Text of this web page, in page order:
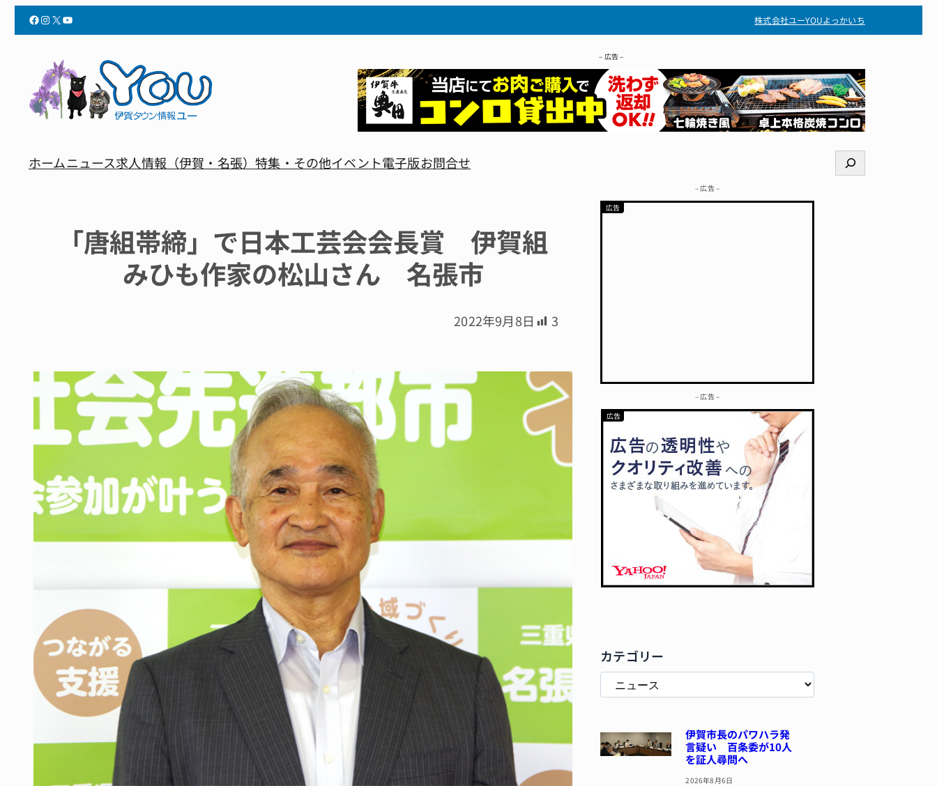
Facebook InstagramX YouTube 株式会社ユーYOUよっかいち
– 広告 –
ホームニュース求人情報（伊賀・名張）特集・その他イベント電子版お問合せ
検
索
「唐組帯締」で日本工芸会会長賞 伊賀組
みひも作家の松山さん 名張市
2022年9月8日 3
– 広告 –
– 広告 –
カテゴリー
伊賀市長のパワハラ発
言疑い 百条委が10人
を証人尋問へ
2026年8月6日